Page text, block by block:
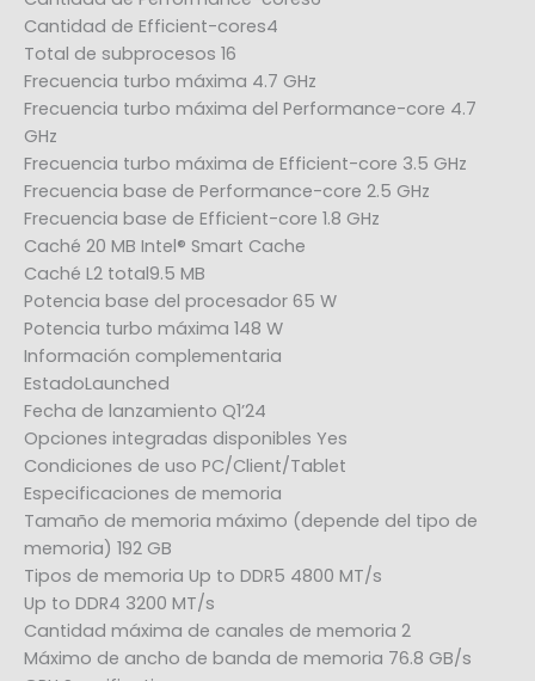
Cantidad de Efficient-cores4
Total de subprocesos 16
Frecuencia turbo máxima 4.7 GHz
Frecuencia turbo máxima del Performance-core 4.7
GHz
Frecuencia turbo máxima de Efficient-core 3.5 GHz
Frecuencia base de Performance-core 2.5 GHz
Frecuencia base de Efficient-core 1.8 GHz
Caché 20 MB Intel® Smart Cache
Caché L2 total9.5 MB
Potencia base del procesador 65 W
Potencia turbo máxima 148 W
Información complementaria
EstadoLaunched
Fecha de lanzamiento Q1’24
Opciones integradas disponibles Yes
Condiciones de uso PC/Client/Tablet
Especificaciones de memoria
Tamaño de memoria máximo (depende del tipo de
memoria) 192 GB
Tipos de memoria Up to DDR5 4800 MT/s
Up to DDR4 3200 MT/s
Cantidad máxima de canales de memoria 2
Máximo de ancho de banda de memoria 76.8 GB/s